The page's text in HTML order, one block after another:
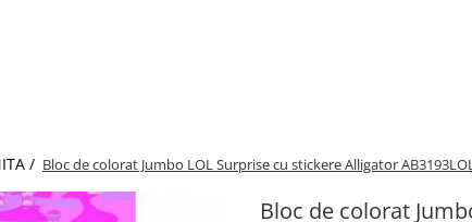
/ Bloc de colorat Jumbo LOL Surprise cu stickere Alligator
Bloc de colorat